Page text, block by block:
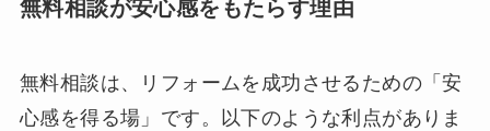
無料相談が安心感をもたらす理由
無料相談は、リフォームを成功させるための「安
心感を得る場」です。以下のような利点がありま